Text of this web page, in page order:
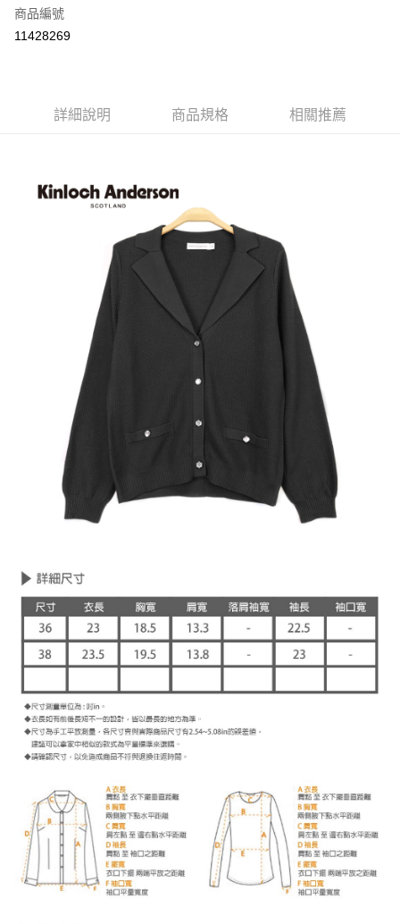
LINE Pay
運送方式
每筆NT$60，滿NT$1,000(含以上)免運費
每筆NT$60，滿NT$1,000(含以上)免運費
商品編號
11428269
詳細說明 商品規格 相關推薦